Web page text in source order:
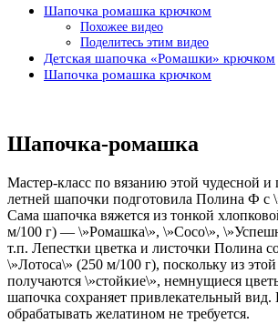
Шапочка ромашка крючком
Похожее видео
Поделитесь этим видео
Детская шапочка «Ромашки» крючком
Шапочка ромашка крючком
Шапочка-ромашка
Мастер-класс по вязанию этой чудесной
летней шапочки подготовила Полина Ф с
Сама шапочка вяжется из тонкой
м/100 г) — \»Ромашка\», \»Coco\»,
т.п. Лепестки цветка и листочки Полина
\»Лотоса\» (250 м/100 г), поскольку из
получаются \»стойкие\», немнущиеся
шапочка сохраняет привлекательный вид.
обрабатывать желатином не требуется.